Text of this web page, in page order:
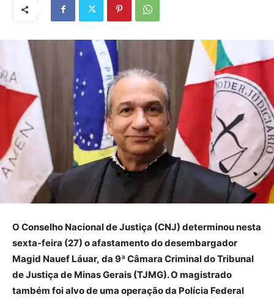
O Conselho Nacional de Justiça (CNJ) determinou nesta
sexta-feira (27) o afastamento do desembargador
Magid Nauef Láuar, da 9ª Câmara Criminal do Tribunal
de Justiça de Minas Gerais (TJMG). O magistrado
também foi alvo de uma operação da Polícia Federal